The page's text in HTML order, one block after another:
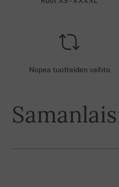
Nopea tuotteiden vaihto